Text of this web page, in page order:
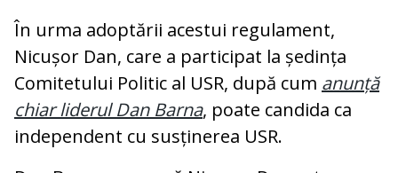
În urma adoptării acestui regulament,
Nicușor Dan, care a participat la ședința
Comitetului Politic al USR, după cum anunță
chiar liderul Dan Barna, poate candida ca
independent cu susținerea USR.